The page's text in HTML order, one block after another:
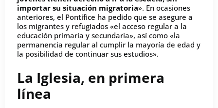
importar su situación migratoria». En ocasiones
anteriores, el Pontífice ha pedido que se asegure a
los migrantes y refugiados «el acceso regular a la
educación primaria y secundaria», así como «la
permanencia regular al cumplir la mayoría de edad y
la posibilidad de continuar sus estudios».
La Iglesia, en primera
línea